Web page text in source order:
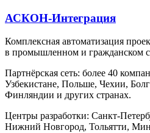
АСКОН-Интеграция
Комплексная автоматизация
в промышленном и гражданском
Партнёрская сеть: более 40
Узбекистане, Польше, Чехии,
Финляндии и других странах.
Центры разработки: Санкт-
Нижний Новгород, Тольятти,